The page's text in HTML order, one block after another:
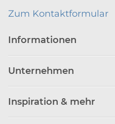
Zum Kontaktformular
Informationen
Unternehmen
Inspiration & mehr